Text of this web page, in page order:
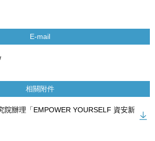
E-mail
相關附件
院辦理「EMPOWER YOURSELF 資安新